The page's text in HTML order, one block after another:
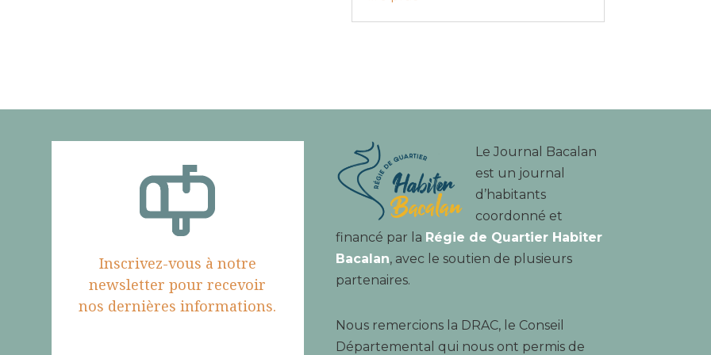
Inscrivez-vous à notre
newsletter pour recevoir
nos dernières informations.
Le Journal Bacalan
est un journal
d’habitants
coordonné et
financé par la Régie de Quartier Habiter
Bacalan, avec le soutien de plusieurs
partenaires.
Nous remercions la DRAC, le Conseil
Départemental qui nous ont permis de